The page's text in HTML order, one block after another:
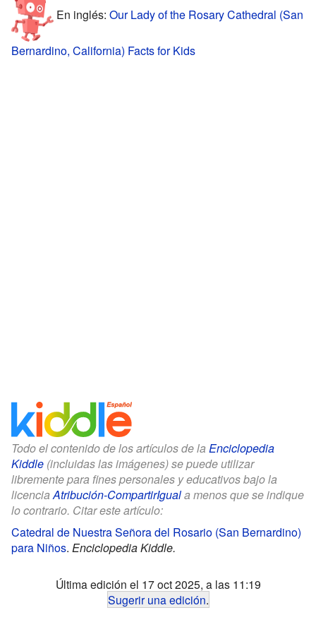
En inglés: Our Lady of the Rosary Cathedral (San
Bernardino, California) Facts for Kids
Todo el contenido de los artículos de la Enciclopedia
Kiddle (incluidas las imágenes) se puede utilizar
libremente para fines personales y educativos bajo la
licenciaAtribución-CompartirIguala menos que se indique
lo contrario. Citar este artículo:
Catedral de Nuestra Señora del Rosario (San Bernardino)
para Niños. Enciclopedia Kiddle.
Última edición el 17 oct 2025, a las 11:19
Sugerir una edición.